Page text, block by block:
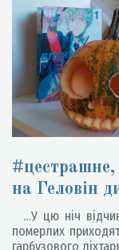
#цестрашне,
на Геловін
…У цю ніч
померлих
гарбузового